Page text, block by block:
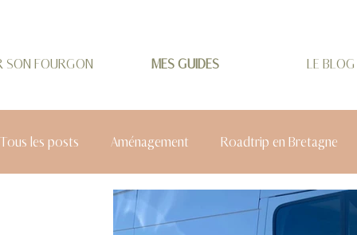
SON FOURGON MES GUIDES LE BLOG
Tous les posts Aménagement Roadtrip en Bretagne
Roadtrip Auvergne-Rhône-Alpes City Trip Allemagne